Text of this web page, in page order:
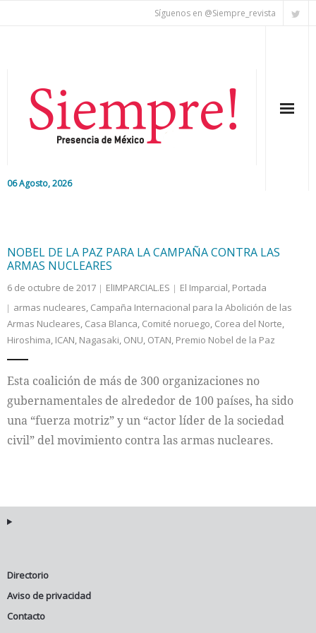
Síguenos en @Siempre_revista
06 Agosto, 2026
Colaboradores
Internacional
Cultura
NOBEL DE LA PAZ PARA LA CAMPAÑA CONTRA LAS
ARMAS NUCLEARES
6 de octubre de 2017 ElIMPARCIAL.ES El Imparcial, Portada
armas nucleares, Campaña Internacional para la Abolición de las
Armas Nucleares, Casa Blanca, Comité noruego, Corea del Norte,
Hiroshima, ICAN, Nagasaki, ONU, OTAN, Premio Nobel de la Paz
Esta coalición de más de 300 organizaciones no
gubernamentales de alrededor de 100 países, ha sido
una “fuerza motriz” y un “actor líder de la sociedad
civil” del movimiento contra las armas nucleares.
Directorio
Aviso de privacidad
Contacto